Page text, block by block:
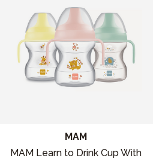
MAM
MAM Learn to Drink Cup With